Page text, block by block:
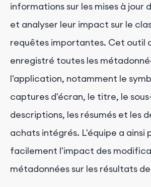
informations sur les mises à jour
et analyser leur impact sur le
requêtes importantes. Cet outil
enregistré toutes les
l'application, notamment le
captures d'écran, le titre, le
descriptions, les résumés et les
achats intégrés. L'équipe a ainsi
facilement l'impact des
métadonnées sur les résultats